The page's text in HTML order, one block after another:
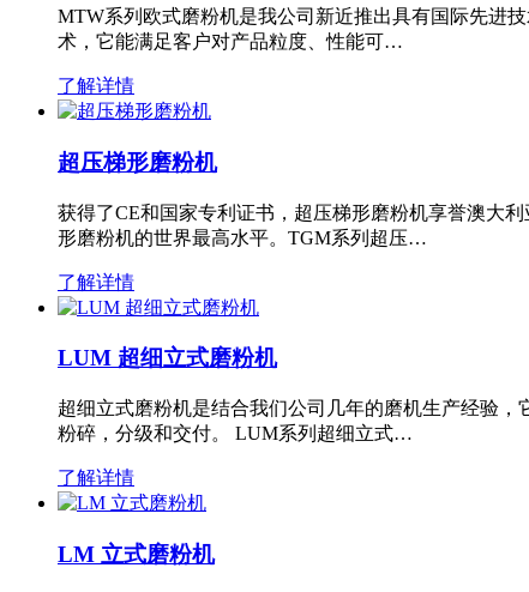
MTW系列欧式磨粉机是我公司新近推出具有国际先进
术，它能满足客户对产品粒度、性能可…
了解详情
超压梯形磨粉机
获得了CE和国家专利证书，超压梯形磨粉机享誉澳大
形磨粉机的世界最高水平。TGM系列超压…
了解详情
LUM 超细立式磨粉机
超细立式磨粉机是结合我们公司几年的磨机生产经验
粉碎，分级和交付。 LUM系列超细立式…
了解详情
LM 立式磨粉机